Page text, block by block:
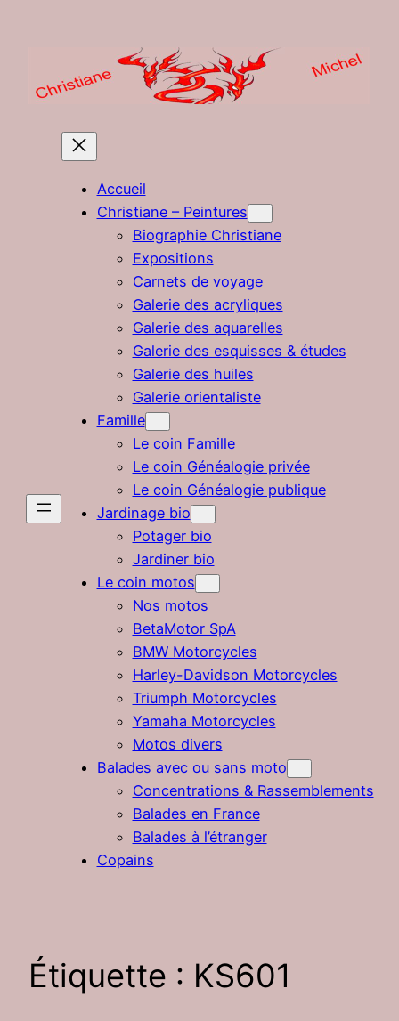
Accueil
Christiane – Peintures
Biographie Christiane
Expositions
Carnets de voyage
Galerie des acryliques
Galerie des aquarelles
Galerie des esquisses & études
Galerie des huiles
Galerie orientaliste
Famille
Le coin Famille
Le coin Généalogie privée
Le coin Généalogie publique
Jardinage bio
Potager bio
Jardiner bio
Le coin motos
Nos motos
BetaMotor SpA
BMW Motorcycles
Harley-Davidson Motorcycles
Triumph Motorcycles
Yamaha Motorcycles
Motos divers
Balades avec ou sans moto
Concentrations & Rassemblements
Balades en France
Balades à l’étranger
Copains
Étiquette : KS601